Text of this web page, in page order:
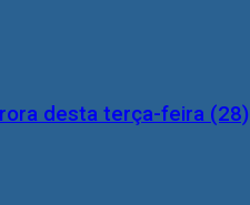
desta terça-feira (28)